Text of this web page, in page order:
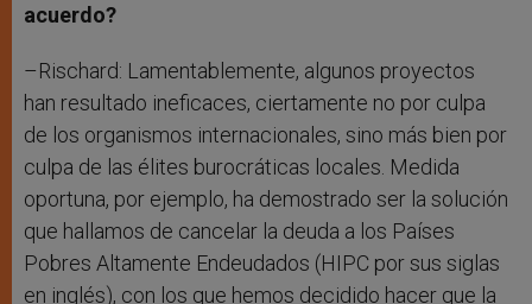
acuerdo?
–Rischard: Lamentablemente, algunos proyectos
han resultado ineficaces, ciertamente no por culpa
de los organismos internacionales, sino más bien por
culpa de las élites burocráticas locales. Medida
oportuna, por ejemplo, ha demostrado ser la solución
que hallamos de cancelar la deuda a los Países
Pobres Altamente Endeudados (HIPC por sus siglas
en inglés), con los que hemos decidido hacer que la